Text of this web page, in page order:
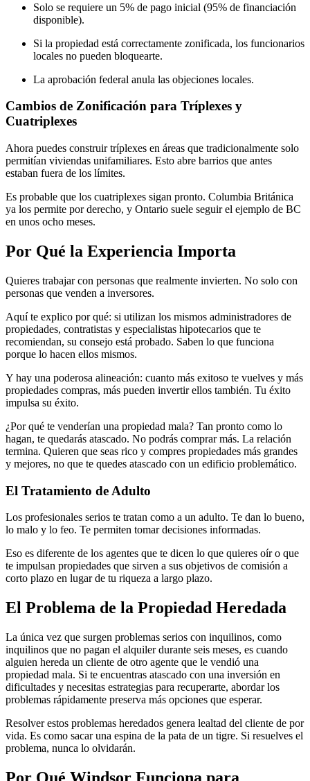
Solo se requiere un 5% de pago inicial (95% de financiación
disponible).
Si la propiedad está correctamente zonificada, los funcionarios
locales no pueden bloquearte.
La aprobación federal anula las objeciones locales.
Cambios de Zonificación para Tríplexes y
Cuatriplexes
Ahora puedes construir tríplexes en áreas que tradicionalmente solo
permitían viviendas unifamiliares. Esto abre barrios que antes
estaban fuera de los límites.
Es probable que los cuatriplexes sigan pronto. Columbia Británica
ya los permite por derecho, y Ontario suele seguir el ejemplo de BC
en unos ocho meses.
Por Qué la Experiencia Importa
Quieres trabajar con personas que realmente invierten. No solo con
personas que venden a inversores.
Aquí te explico por qué: si utilizan los mismos administradores de
propiedades, contratistas y especialistas hipotecarios que te
recomiendan, su consejo está probado. Saben lo que funciona
porque lo hacen ellos mismos.
Y hay una poderosa alineación: cuanto más exitoso te vuelves y más
propiedades compras, más pueden invertir ellos también. Tu éxito
impulsa su éxito.
¿Por qué te venderían una propiedad mala? Tan pronto como lo
hagan, te quedarás atascado. No podrás comprar más. La relación
termina. Quieren que seas rico y compres propiedades más grandes
y mejores, no que te quedes atascado con un edificio problemático.
El Tratamiento de Adulto
Los profesionales serios te tratan como a un adulto. Te dan lo bueno,
lo malo y lo feo. Te permiten tomar decisiones informadas.
Eso es diferente de los agentes que te dicen lo que quieres oír o que
te impulsan propiedades que sirven a sus objetivos de comisión a
corto plazo en lugar de tu riqueza a largo plazo.
El Problema de la Propiedad Heredada
La única vez que surgen problemas serios con inquilinos, como
inquilinos que no pagan el alquiler durante seis meses, es cuando
alguien hereda un cliente de otro agente que le vendió una
propiedad mala. Si te encuentras atascado con una inversión en
dificultades y necesitas estrategias para recuperarte, abordar los
problemas rápidamente preserva más opciones que esperar.
Resolver estos problemas heredados genera lealtad del cliente de por
vida. Es como sacar una espina de la pata de un tigre. Si resuelves el
problema, nunca lo olvidarán.